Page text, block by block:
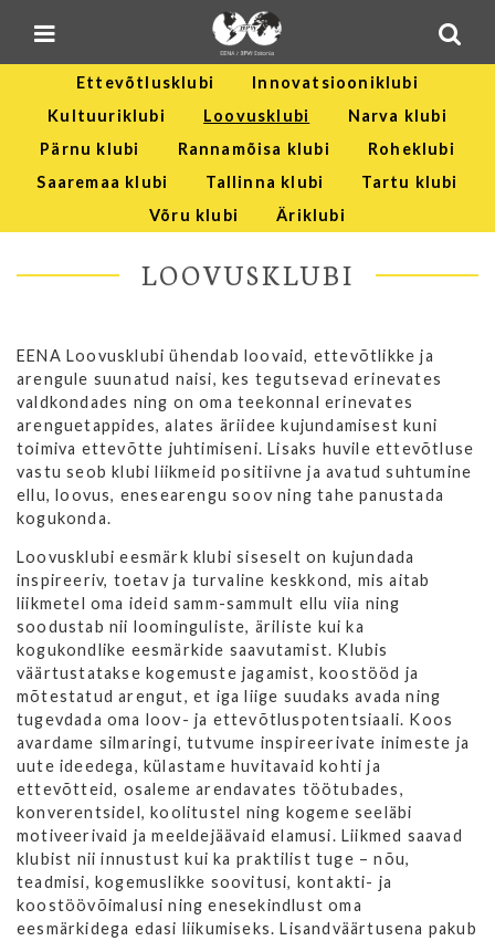
Sulge menüü
Blogi
E-pood
Kontakt
Minu BPW
In English
Ettevõtlusklubi
Innovatsiooniklubi
Kultuuriklubi
Loovusklubi
Narva klubi
Pärnu klubi
Rannamõisa klubi
Roheklubi
Saaremaa klubi
Tallinna klubi
Tartu klubi
Võru klubi
Äriklubi
LOOVUSKLUBI
EENA Loovusklubi ühendab loovaid, ettevõtlikke ja
arengule suunatud naisi, kes tegutsevad erinevates
valdkondades ning on oma teekonnal erinevates
arenguetappides, alates äriidee kujundamisest kuni
toimiva ettevõtte juhtimiseni. Lisaks huvile ettevõtluse
vastu seob klubi liikmeid positiivne ja avatud suhtumine
ellu, loovus, enesearengu soov ning tahe panustada
kogukonda.
Loovusklubi eesmärk klubi siseselt on kujundada
inspireeriv, toetav ja turvaline keskkond, mis aitab
liikmetel oma ideid samm-sammult ellu viia ning
soodustab nii loominguliste, äriliste kui ka
kogukondlike eesmärkide saavutamist. Klubis
väärtustatakse kogemuste jagamist, koostööd ja
mõtestatud arengut, et iga liige suudaks avada ning
tugevdada oma loov- ja ettevõtluspotentsiaali. Koos
avardame silmaringi, tutvume inspireerivate inimeste ja
uute ideedega, külastame huvitavaid kohti ja
ettevõtteid, osaleme arendavates töötubades,
konverentsidel, koolitustel ning kogeme seeläbi
motiveerivaid ja meeldejäävaid elamusi. Liikmed saavad
klubist nii innustust kui ka praktilist tuge – nõu,
teadmisi, kogemuslikke soovitusi, kontakti- ja
koostöövõimalusi ning enesekindlust oma
eesmärkidega edasi liikumiseks. Lisandväärtusena pakub